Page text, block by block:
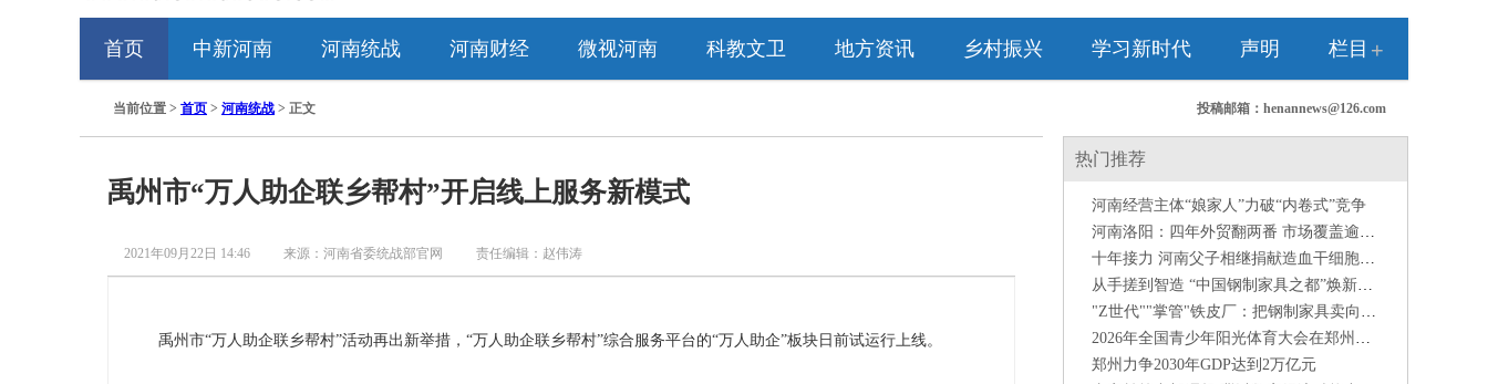
首页 中新河南 河南统战 河南财经 微视河南 科教文卫 地方资讯 乡村振兴 学习新时代 声明 栏目 +
当前位置 > 首页 > 河南统战 > 正文 投稿邮箱：henannews@126.com
禹州市“万人助企联乡帮村”开启线上服务新模式
2021年09月22日 14:46 来源：河南省委统战部官网 责任编辑：赵伟涛
禹州市“万人助企联乡帮村”活动再出新举措，“万人助企联乡帮村”综合服务平台的“万人助企”板块日前试运行上线。
热门推荐
河南经营主体“娘家人”力破“内卷式”竞争
郑州力争2030年GDP达到2万亿元